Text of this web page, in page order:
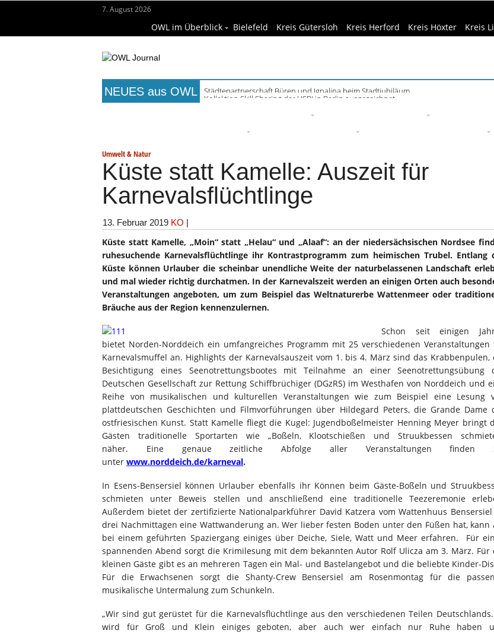
7. August 2026
OWL im Überblick Bielefeld Kreis Gütersloh Kreis Herford Kreis Höxter Kreis
NEUES aus OWL Kollektion Skill Sharing der HSBI in Berlin ausgezeichnet
Umwelt & Natur
Küste statt Kamelle: Auszeit für
Karnevalsflüchtlinge
13. Februar 2019 KO |
Küste statt Kamelle, „Moin“ statt „Helau“ und „Alaaf“: an der niedersächsischen Nordsee
ruhesuchende Karnevalsflüchtlinge ihr Kontrastprogramm zum heimischen Trubel. Entlang
Küste können Urlauber die scheinbar unendliche Weite der naturbelassenen Landschaft
und mal wieder richtig durchatmen. In der Karnevalszeit werden an einigen Orten auch
Veranstaltungen angeboten, um zum Beispiel das Weltnaturerbe Wattenmeer oder
Bräuche aus der Region kennenzulernen.
Schon seit einigen
bietet Norden-Norddeich ein umfangreiches Programm mit 25 verschiedenen Veranstaltungen
Karnevalsmuffel an. Highlights der Karnevalsauszeit vom 1. bis 4. März sind das Krabbenpulen,
Besichtigung eines Seenotrettungsbootes mit Teilnahme an einer Seenotrettungsübung
Deutschen Gesellschaft zur Rettung Schiffbrüchiger (DGzRS) im Westhafen von Norddeich und
Reihe von musikalischen und kulturellen Veranstaltungen wie zum Beispiel eine Lesung
plattdeutschen Geschichten und Filmvorführungen über Hildegard Peters, die Grande Dame
ostfriesischen Kunst. Statt Kamelle fliegt die Kugel: Jugendboßelmeister Henning Meyer bringt
Gästen traditionelle Sportarten wie „Boßeln, Klootschießen und Struukbessen
näher. Eine genaue zeitliche Abfolge aller Veranstaltungen finden
unter www.norddeich.de/karneval.
In Esens-Bensersiel können Urlauber ebenfalls ihr Können beim Gäste-Boßeln und
schmieten unter Beweis stellen und anschließend eine traditionelle Teezeremonie
Außerdem bietet der zertifizierte Nationalparkführer David Katzera vom Wattenhuus Bensersiel
drei Nachmittagen eine Wattwanderung an. Wer lieber festen Boden unter den Füßen hat, kann
bei einem geführten Spaziergang einiges über Deiche, Siele, Watt und Meer erfahren. Für
spannenden Abend sorgt die Krimilesung mit dem bekannten Autor Rolf Ulicza am 3. März. Für
kleinen Gäste gibt es an mehreren Tagen ein Mal- und Bastelangebot und die beliebte Kinder-
Für die Erwachsenen sorgt die Shanty-Crew Bensersiel am Rosenmontag für die
musikalische Untermalung zum Schunkeln.
„Wir sind gut gerüstet für die Karnevalsflüchtlinge aus den verschiedenen Teilen Deutschlands.
wird für Groß und Klein einiges geboten, aber auch wer einfach nur Ruhe haben